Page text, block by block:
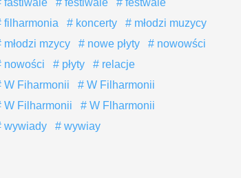
fastiwale festiwale
festwale
filharmonia
koncerty
młodzi muzycy
młodzi mzycy
nowe płyty
nowowści
nowości
płyty
relacje
W Fiharmonii
W Filharmonii
W Filharmonii
W Flharmonii
wywiady
wywiay